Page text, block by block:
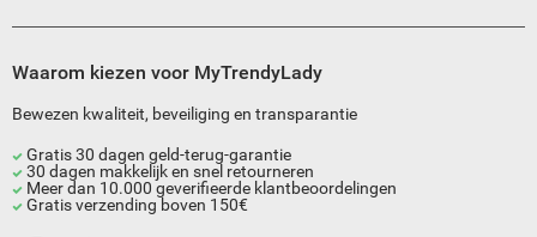
Waarom kiezen voor MyTrendyLady
Bewezen kwaliteit, beveiliging en transparantie
Gratis 30 dagen geld-terug-garantie
30 dagen makkelijk en snel retourneren
Meer dan 10.000 geverifieerde klantbeoordelingen
Gratis verzending boven 150€